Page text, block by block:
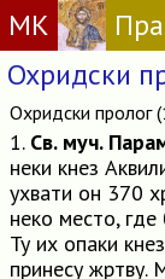
МК
Охридски
Охридски пролог
1. Св. муч.
неки кнез
ухвати он 370
неко место,
Ту их опаки
принесу жртву.